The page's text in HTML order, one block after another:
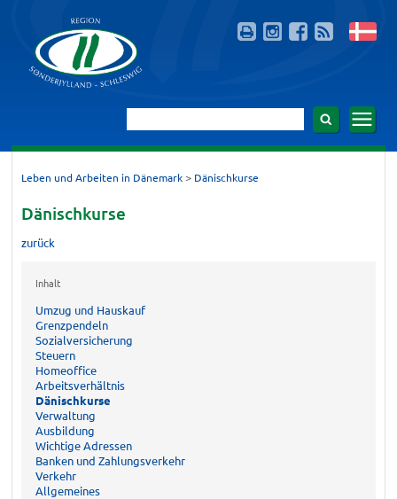
Leben und Arbeiten in Dänemark > Dänischkurse
Dänischkurse
zurück
Inhalt
Umzug und Hauskauf
Grenzpendeln
Sozialversicherung
Steuern
Homeoffice
Arbeitsverhältnis
Dänischkurse
Verwaltung
Ausbildung
Wichtige Adressen
Banken und Zahlungsverkehr
Verkehr
Allgemeines